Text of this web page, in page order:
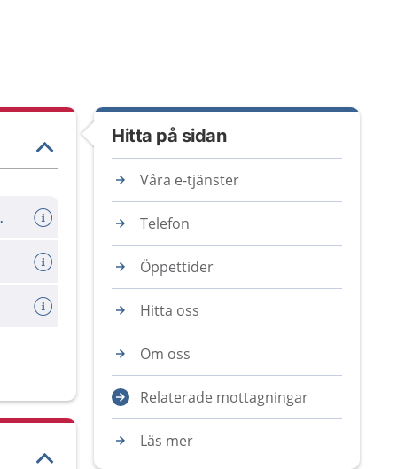
tid
Hitta på sidan
Våra e-tjänster
Telefon
Öppettider
Hitta oss
Om oss
Relaterade mottagningar
Läs mer